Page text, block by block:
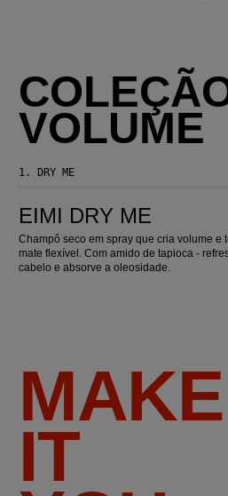
VOLUME
1. DRY ME
EIMI DRY ME
Champô seco em spray que cria volume e
mate flexível. Com amido de tapioca -
cabelo e absorve a oleosidade.
MAKE
IT